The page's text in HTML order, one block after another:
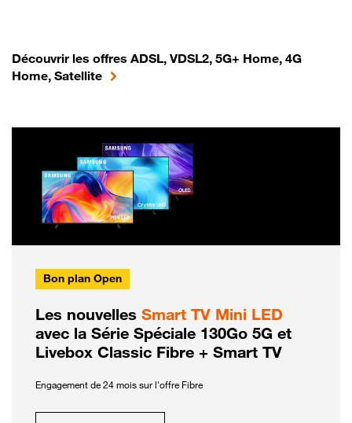
Découvrir les offres ADSL, VDSL2, 5G+ Home, 4G
Home, Satellite
Bon plan Open
Les nouvelles Smart TV Mini LED
avec la Série Spéciale 130Go 5G et
Livebox Classic Fibre + Smart TV
Engagement de 24 mois sur l'offre Fibre